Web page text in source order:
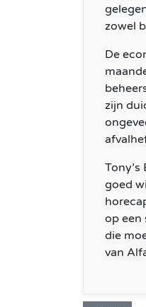
zowel
De
zijn
goed
op een
die
van